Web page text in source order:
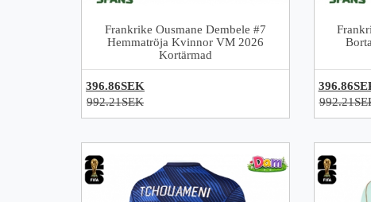
Frankrike Ousmane Dembele #7
Hemmatröja Kvinnor VM 2026
Kortärmad
396.86SEK
992.21SEK